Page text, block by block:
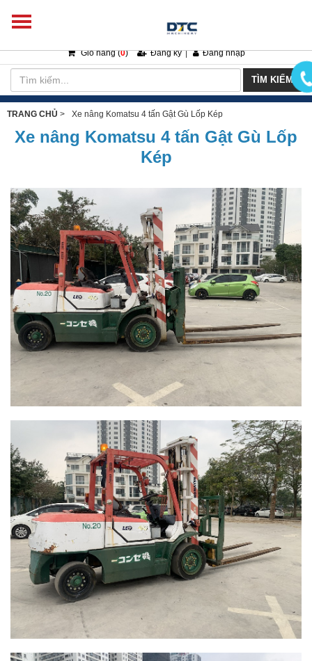
Giỏ hàng (0) Đăng ký | Đăng nhập
TÌM KIẾM
TRANG CHỦ > Xe nâng Komatsu 4 tấn Gật Gù Lốp Kép
Xe nâng Komatsu 4 tấn Gật Gù Lốp
Kép